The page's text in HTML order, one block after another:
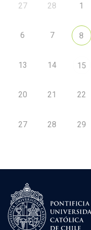
27 28 1
6 7 8
13 14 15
20 21 22
27 28 29